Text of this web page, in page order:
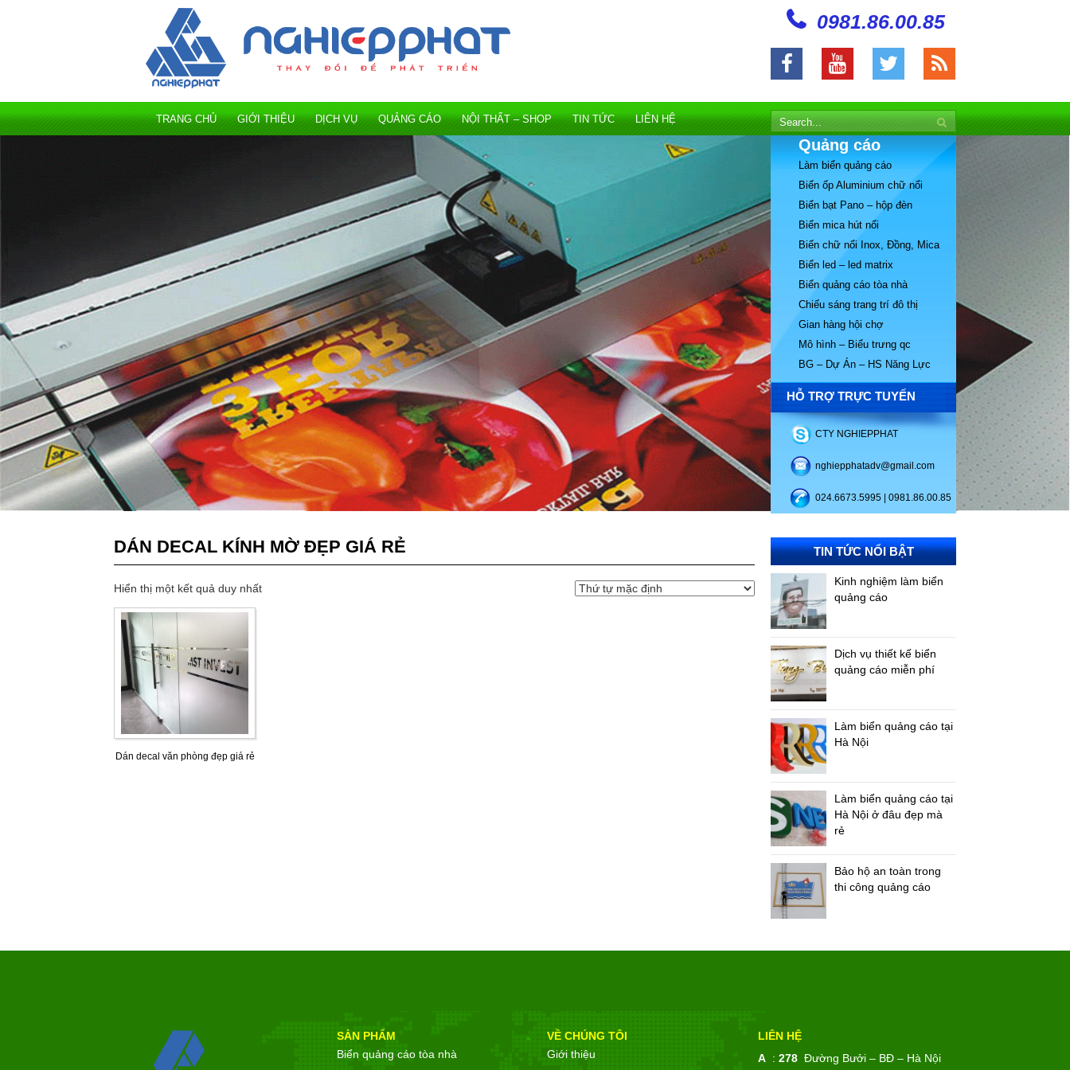
0981.86.00.85
TRANG CHỦ GIỚI THIỆU DỊCH VỤ QUẢNG CÁO NỘI THẤT – SHOP TIN TỨC LIÊN HỆ
Quảng cáo
Làm biển quảng cáo
Biển ốp Aluminium chữ nổi
Biển bạt Pano – hộp đèn
Biển mica hút nổi
Biển chữ nổi Inox, Đồng, Mica
Biển led – led matrix
Biển quảng cáo tòa nhà
Chiếu sáng trang trí đô thị
Gian hàng hội chợ
Mô hình – Biểu trưng qc
BG – Dự Án – HS Năng Lực
HỖ TRỢ TRỰC TUYẾN
CTY NGHIEPPHAT
nghiepphatadv@gmail.com
024.6673.5995 | 0981.86.00.85
DÁN DECAL KÍNH MỜ ĐẸP GIÁ RẺ
Hiển thị một kết quả duy nhất
Dán decal văn phòng đẹp giá rẻ
TIN TỨC NỔI BẬT
Kinh nghiệm làm biển
quảng cáo
Dịch vụ thiết kế biển
quảng cáo miễn phí
Làm biển quảng cáo tại
Hà Nội
Làm biển quảng cáo tại
Hà Nội ở đâu đẹp mà
rẻ
Bảo hộ an toàn trong
thi công quảng cáo
SẢN PHẨM
Biển quảng cáo tòa nhà
VỀ CHÚNG TÔI
Giới thiệu
LIÊN HỆ
A : 278Đường Bưởi – BĐ – Hà Nội